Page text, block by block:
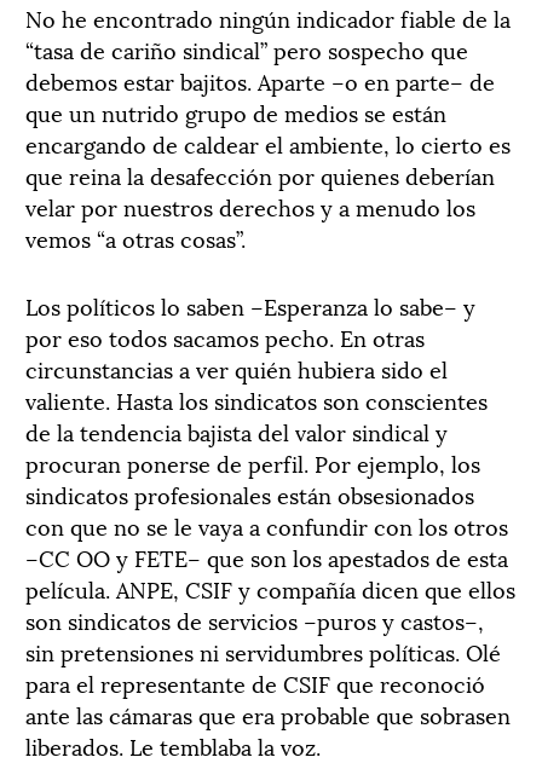
No he encontrado ningún indicador fiable de la
“tasa de cariño sindical” pero sospecho que
debemos estar bajitos. Aparte –o en parte– de
que un nutrido grupo de medios se están
encargando de caldear el ambiente, lo cierto es
que reina la desafección por quienes deberían
velar por nuestros derechos y a menudo los
vemos “a otras cosas”.
Los políticos lo saben –Esperanza lo sabe– y
por eso todos sacamos pecho. En otras
circunstancias a ver quién hubiera sido el
valiente. Hasta los sindicatos son conscientes
de la tendencia bajista del valor sindical y
procuran ponerse de perfil. Por ejemplo, los
sindicatos profesionales están obsesionados
con que no se le vaya a confundir con los otros
–CC OO y FETE– que son los apestados de esta
película. ANPE, CSIF y compañía dicen que ellos
son sindicatos de servicios –puros y castos–,
sin pretensiones ni servidumbres políticas. Olé
para el representante de CSIF que reconoció
ante las cámaras que era probable que sobrasen
liberados. Le temblaba la voz.